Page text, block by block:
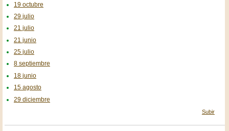
19 octubre
29 julio
21 julio
21 junio
25 julio
8 septiembre
18 junio
15 agosto
29 diciembre
Subir